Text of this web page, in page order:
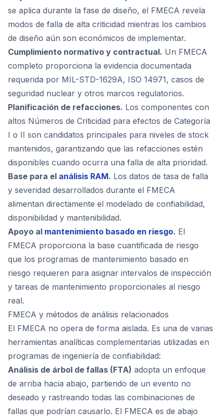
se aplica durante la fase de diseño, el FMECA revela
modos de falla de alta criticidad mientras los cambios
de diseño aún son económicos de implementar.
Cumplimiento normativo y contractual. Un FMECA
completo proporciona la evidencia documentada
requerida por MIL-STD-1629A, ISO 14971, casos de
seguridad nuclear y otros marcos regulatorios.
Planificación de refacciones. Los componentes con
altos Números de Criticidad para efectos de Categoría
I o II son candidatos principales para niveles de stock
mantenidos, garantizando que las refacciones estén
disponibles cuando ocurra una falla de alta prioridad.
Base para el análisis RAM. Los datos de tasa de falla
y severidad desarrollados durante el FMECA
alimentan directamente el modelado de confiabilidad,
disponibilidad y mantenibilidad.
Apoyo al mantenimiento basado en riesgo. El
FMECA proporciona la base cuantificada de riesgo
que los programas de mantenimiento basado en
riesgo requieren para asignar intervalos de inspección
y tareas de mantenimiento proporcionales al riesgo
real.
FMECA y métodos de análisis relacionados
El FMECA no opera de forma aislada. Es una de varias
herramientas analíticas complementarias utilizadas en
programas de ingeniería de confiabilidad:
Análisis de árbol de fallas (FTA) adopta un enfoque
de arriba hacia abajo, partiendo de un evento no
deseado y rastreando todas las combinaciones de
fallas que podrían causarlo. El FMECA es de abajo